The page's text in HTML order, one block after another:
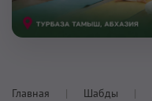
Главная Шабды